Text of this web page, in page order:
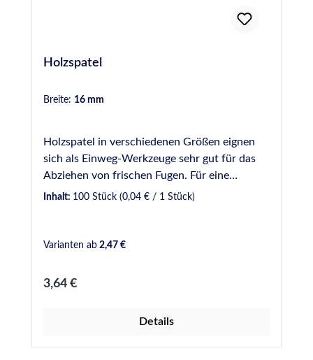
Holzspatel
Breite: 16 mm
Holzspatel in verschiedenen Größen eignen
sich als Einweg-Werkzeuge sehr gut für das
Abziehen von frischen Fugen. Für eine
gleichmäßige und optisch ansprechende Fuge
mm - Gebinde zu 50 Stück 16 mm - Gebinde
20 mm - Gebinde zu 100 Stück 16 mm Griff
geschwungen - Gebinde zu 50 Stück
Inhalt: 100 Stück (0,04 € / 1 Stück)
Varianten ab 2,47 €
Regulärer Preis:
3,64 €
Details